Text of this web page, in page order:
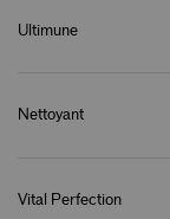
Ultimune
Nettoyant
Vital Perfection